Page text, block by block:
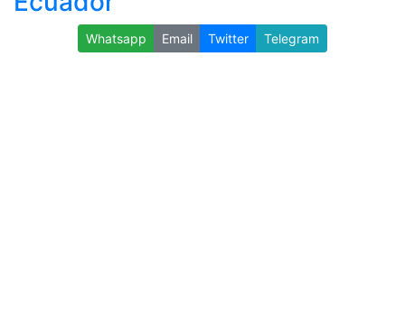
Whatsapp Email Twitter Telegram